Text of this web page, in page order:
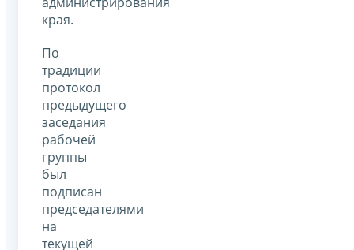
края.
По
традиции
протокол
предыдущего
заседания
рабочей
группы
был
подписан
председателями
на
текущей